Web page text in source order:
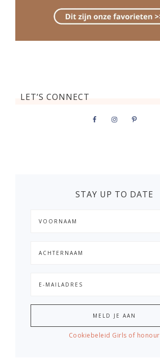
LET’S CONNECT
STAY UP TO DATE
Cookiebeleid Girls of honour